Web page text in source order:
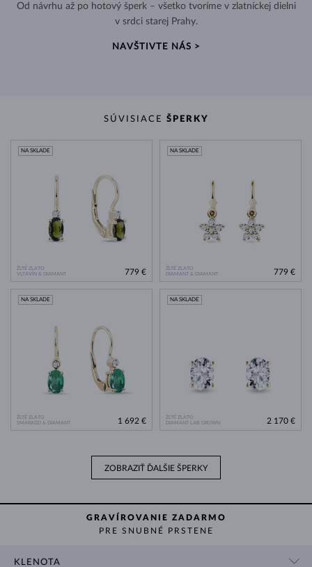
Od návrhu až po hotový šperk – všetko tvoríme v zlatníckej dielni
v srdci starej Prahy.
NAVŠTIVTE NÁS >
SÚVISIACE ŠPERKY
ŽLTÉ ZLATO
VLTAVÍN & DIAMANT
NA SKLADE
779 €
ŽLTÉ ZLATO
DIAMANT & DIAMANT
NA SKLADE
779 €
ŽLTÉ ZLATO
SMARAGD & DIAMANT
NA SKLADE
1 692 €
ŽLTÉ ZLATO
DIAMANT LAB GROWN
NA SKLADE
2 170 €
ZOBRAZIŤ ĎALŠIE ŠPERKY
GRAVÍROVANIE ZADARMO
PRE SNUBNÉ PRSTENE
KLENOTA